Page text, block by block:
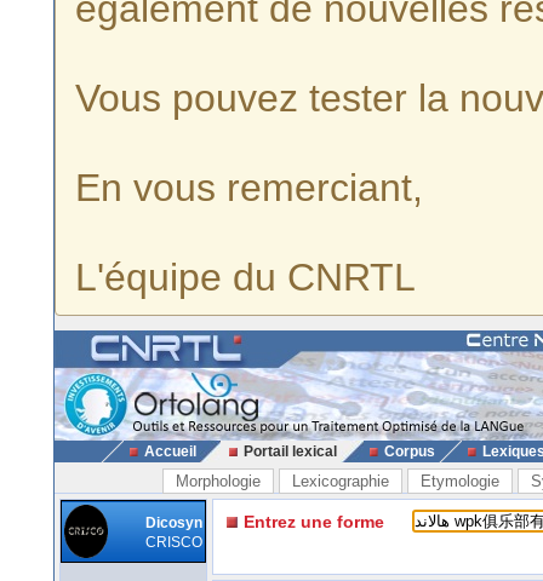
Vous pouvez tester la
En vous remerciant,
L'équipe du CNRTL
Accueil Portail lexical Corpus
Morphologie Lexicographie Etymologie
Dicosyn
CRISCO
Entrez une forme